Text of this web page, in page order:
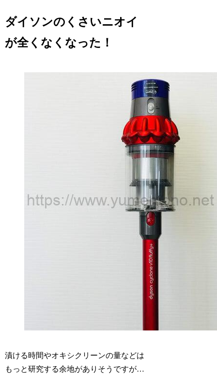
ダイソンのくさいニオイ
が全くなくなった！
漬ける時間やオキシクリーンの量などは
もっと研究する余地がありそうですが…